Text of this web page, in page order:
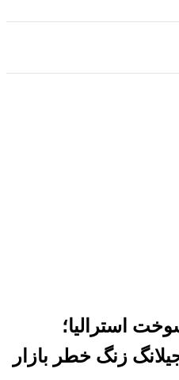
استرالیا؛
زنگ خطر بازار